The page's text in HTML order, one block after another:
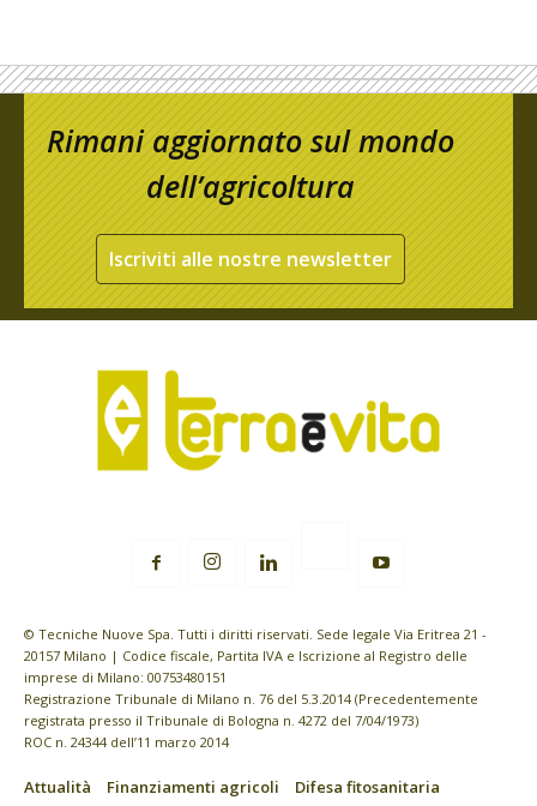
Rimani aggiornato sul mondo
dell’agricoltura
Iscriviti alle nostre newsletter
© Tecniche Nuove Spa. Tutti i diritti riservati. Sede legale Via Eritrea 21 -
20157 Milano | Codice fiscale, Partita IVA e Iscrizione al Registro delle
imprese di Milano: 00753480151
Registrazione Tribunale di Milano n. 76 del 5.3.2014 (Precedentemente
registrata presso il Tribunale di Bologna n. 4272 del 7/04/1973)
ROC n. 24344 dell’11 marzo 2014
Attualità Finanziamenti agricoli
Difesa fitosanitaria